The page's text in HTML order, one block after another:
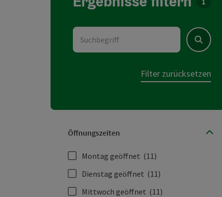
Für
Suchbegriff
Suchen
Filter zurücksetzen
Öffnungszeiten
Montag geöffnet (11)
Dienstag geöffnet (11)
Mittwoch geöffnet (11)